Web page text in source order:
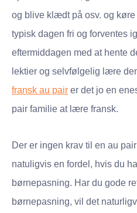
og blive klædt på osv. og
typisk dagen fri og forventes
eftermiddagen med at hente
lektier og selvfølgelig lære
fransk au pair er det jo en
pair familie at lære fransk.
Der er ingen krav til en au
natuligvis en fordel, hvis du
børnepasning. Har du gode
børnepasning, vil det